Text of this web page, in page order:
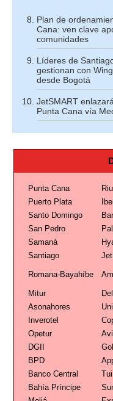
Plan de
Cana: ven clave
comunidades
Líderes de
gestionan con
desde Bogotá
JetSMART
Punta Cana vía
Punta Cana Riu
Puerto Plata
Santo Domingo
San Pedro
Samaná
Santiago
Romana-Bayahíbe
Mitur
Asonahores
Inverotel
Opetur
DGII
Gol
BPD
Banco Central
Tui
Bahía Príncipe